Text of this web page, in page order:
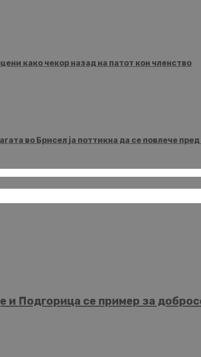
како чекор назад на патот кон членство
во Брисел ја поттикна да се повлече пред
Подгорица се пример за